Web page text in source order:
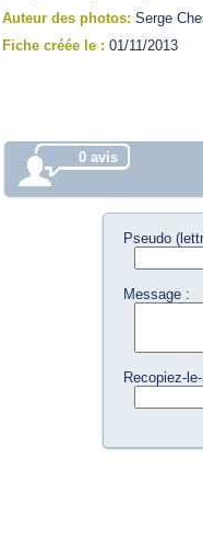
Auteur des photos: Serge
Fiche créée le : 01/11/2013
0 avis
Pseudo
Message :
Recopiez-